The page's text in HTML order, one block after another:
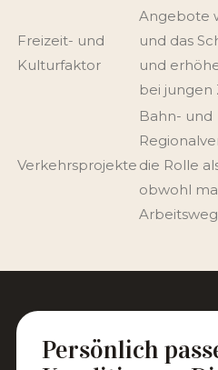
Freizeit- und
Kulturfaktor
Angebote
und das
und
bei jungen
Verkehrsprojekte
Bahn- und
die Rolle
obwohl
Persönlich